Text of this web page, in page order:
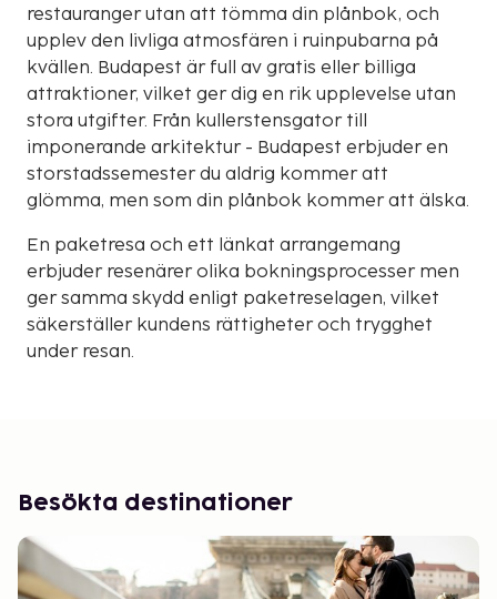
restauranger utan att tömma din plånbok, och
upplev den livliga atmosfären i ruinpubarna på
kvällen. Budapest är full av gratis eller billiga
attraktioner, vilket ger dig en rik upplevelse utan
stora utgifter. Från kullerstensgator till
imponerande arkitektur - Budapest erbjuder en
storstadssemester du aldrig kommer att
glömma, men som din plånbok kommer att älska.
En paketresa och ett länkat arrangemang
erbjuder resenärer olika bokningsprocesser men
ger samma skydd enligt paketreselagen, vilket
säkerställer kundens rättigheter och trygghet
under resan.
Besökta destinationer